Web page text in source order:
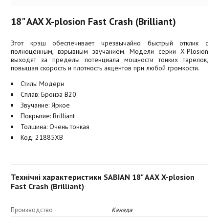
18" AAX X-plosion Fast Crash (Brilliant)
Этот крэш обеспечивает чрезвычайно быстрый отклик с
полноценным, взрывным звучанием. Модели серии X-Plosion
выходят за пределы потенциала мощности тонких тарелок,
повышая скорость и плотность акцентов при любой громкости.
Стиль: Модерн
Сплав: Бронза B20
Звучание: Яркое
Покрытие: Brilliant
Толщина: Очень тонкая
Код: 21885XB
Технічні характеристики SABIAN 18" AAX X-plosion
Fast Crash (Brilliant)
Производство
Канада